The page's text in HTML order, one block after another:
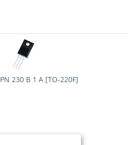
230 В 1 А [TO-220F]